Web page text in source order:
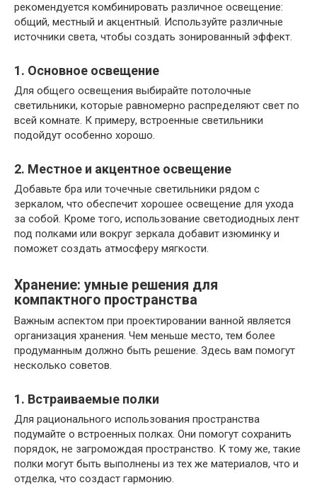
рекомендуется комбинировать различное освещение:
общий, местный и акцентный. Используйте различные
источники света, чтобы создать зонированный эффект.
1. Основное освещение
Для общего освещения выбирайте потолочные
светильники, которые равномерно распределяют свет по
всей комнате. К примеру, встроенные светильники
подойдут особенно хорошо.
2. Местное и акцентное освещение
Добавьте бра или точечные светильники рядом с
зеркалом, что обеспечит хорошее освещение для ухода
за собой. Кроме того, использование светодиодных лент
под полками или вокруг зеркала добавит изюминку и
поможет создать атмосферу мягкости.
Хранение: умные решения для
компактного пространства
Важным аспектом при проектировании ванной является
организация хранения. Чем меньше место, тем более
продуманным должно быть решение. Здесь вам помогут
несколько советов.
1. Встраиваемые полки
Для рационального использования пространства
подумайте о встроенных полках. Они помогут сохранить
порядок, не загромождая пространство. К тому же, такие
полки могут быть выполнены из тех же материалов, что и
отделка, что создаст гармонию.